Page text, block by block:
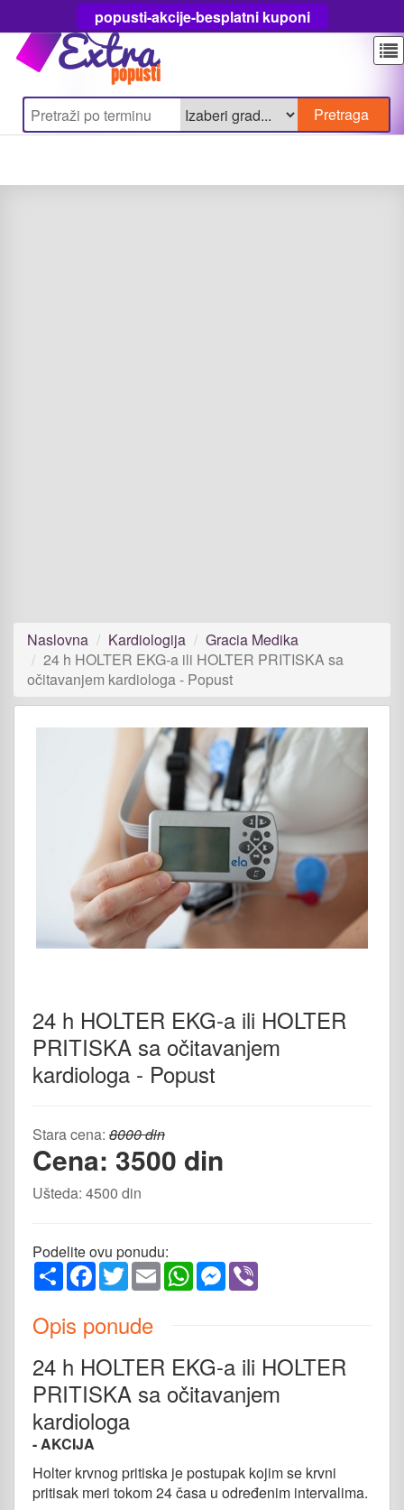
popusti-akcije-besplatni kuponi
Naslovna Kardiologija
Gracia Medika
24 h HOLTER EKG-a ili HOLTER PRITISKA sa
očitavanjem kardiologa - Popust
24 h HOLTER EKG-a ili HOLTER
PRITISKA sa očitavanjem
kardiologa - Popust
Stara cena: 8000 din
Cena: 3500 din
Ušteda: 4500 din
Podelite ovu ponudu:
ShareFacebook
TwitterEmailWhatsAppMessenger
Opis ponude
24 h HOLTER EKG-a ili HOLTER
PRITISKA sa očitavanjem
kardiologa
- AKCIJA
Holter krvnog pritiska je postupak kojim se krvni
pritisak meri tokom 24 časa u određenim intervalima.